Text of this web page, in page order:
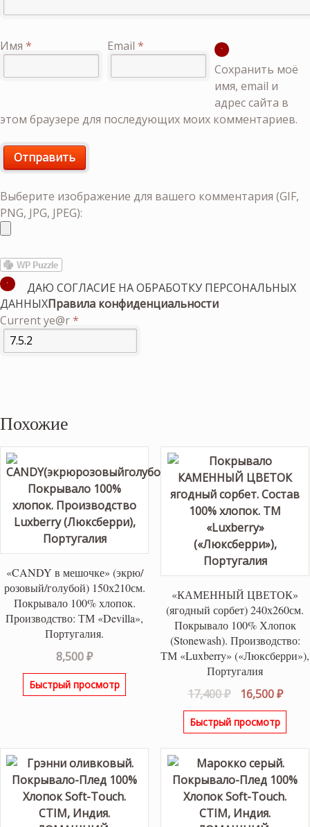
Имя * Email *
Сохранить моё
имя, email и
адрес сайта в
этом браузере для последующих моих комментариев.
Выберите изображение для вашего комментария (GIF,
PNG, JPG, JPEG):
ДАЮ СОГЛАСИЕ НА ОБРАБОТКУ ПЕРСОНАЛЬНЫХ
ДАННЫХПравила конфиденциальности
Current ye@r*
Похожие
«CANDY в мешочке» (экрю/
розовый/голубой) 150х210см.
Покрывало 100% хлопок.
Производство: ТМ «Devilla»,
Португалия.
8,500₽
Быстрый просмотр
«КАМЕННЫЙ ЦВЕТОК»
(ягодный сорбет) 240х260см.
Покрывало 100% Хлопок
(Stonewash). Производство:
ТМ «Luxberry» («Люксберри»),
Португалия
17,400₽
цена
составляла
16,500₽
Быстрый просмотр